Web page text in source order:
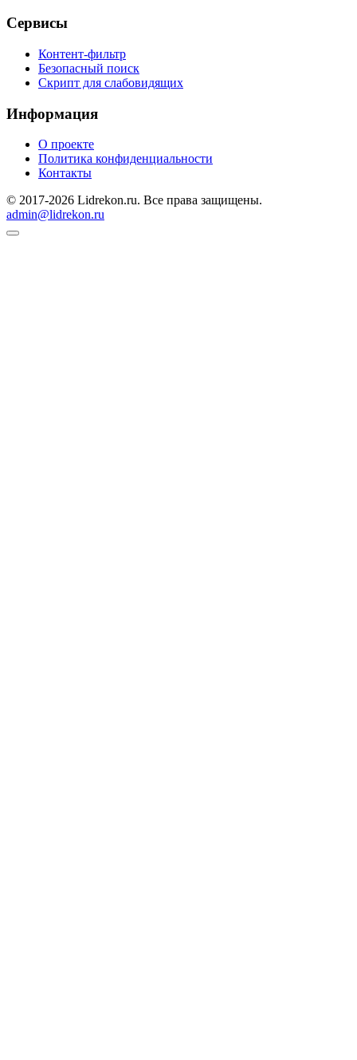
Сервисы
Контент-фильтр
Безопасный поиск
Скрипт для слабовидящих
Информация
О проекте
Политика конфиденциальности
Контакты
© 2017-2026 Lidrekon.ru. Все права защищены.
admin@lidrekon.ru